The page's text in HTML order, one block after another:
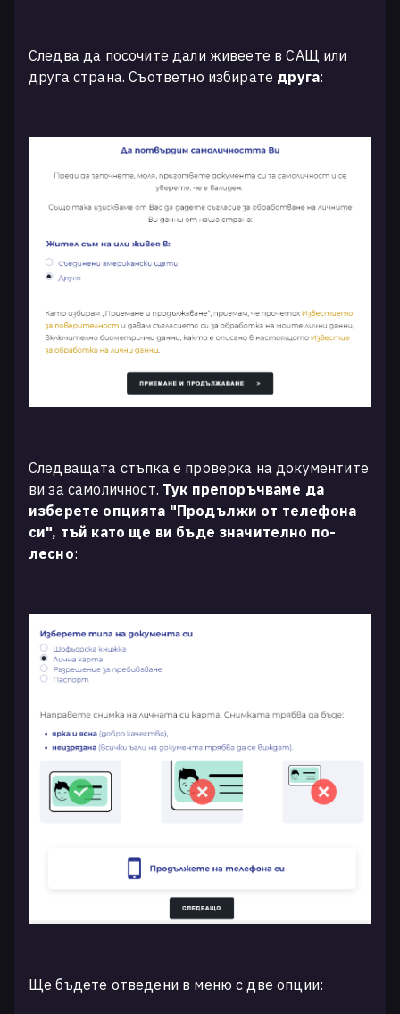
Следва да посочите дали живеете в САЩ или
друга страна. Съответно избирате друга:
Следващата стъпка е проверка на документите
ви за самоличност. Тук препоръчваме да
изберете опцията "Продължи от телефона
си", тъй като ще ви бъде значително по-
лесно:
Ще бъдете отведени в меню с две опции: